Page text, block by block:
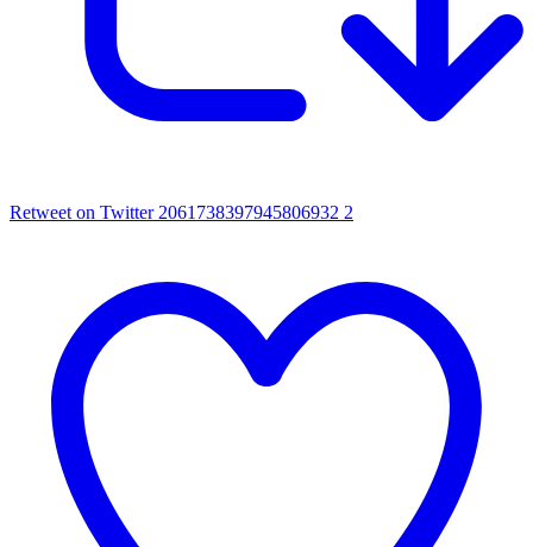
Retweet on Twitter 2061738397945806932 2